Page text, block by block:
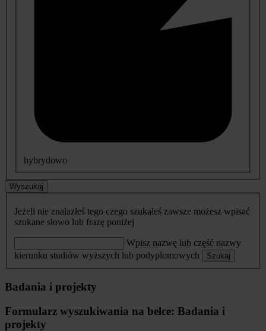
hybrydowo
Wyszukaj
Jeżeli nie znalazłeś tego czego szukałeś zawsze możesz wpisać
szukane słowo lub frazę poniżej
Wpisz nazwę lub część nazwy
kierunku studiów wyższych lub podyplomowych
Szukaj
Badania i projekty
Formularz wyszukiwania na belce: Badania i
projekty